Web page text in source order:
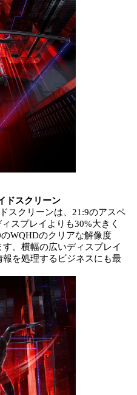
ドスクリーン
スクリーンは、21:9のアスペ
スプレイよりも30%大きく
WQHDのクリアな解像度
。横幅の広いディスプレイ
を処理するビジネスにも最